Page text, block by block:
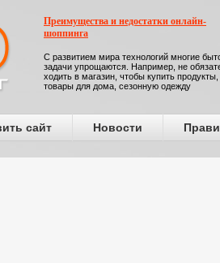
Преимущества и недостатки онлайн-
шоппинга
С развитием мира технологий многие
задачи упрощаются. Например, не
ходить в магазин, чтобы купить продукты,
товары для дома, сезонную одежду
сайт Новости